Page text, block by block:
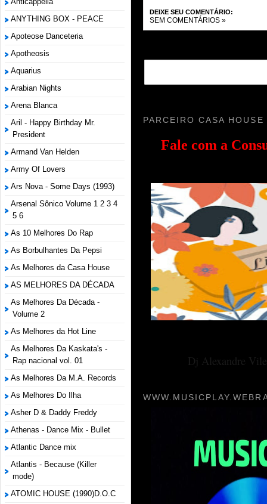
ANYTHING BOX - PEACE
Apoteose Danceteria
Apotheosis
Aquarius
Arabian Nights
Arena Blanca
Aril - Happy Birthday Mr.
President
Armand Van Helden
Army Of Lovers
Ars Nova - Some Days (1993)
Arsenal Sônico Volume 1 2 3 4
5 6
As 10 Melhores Do Rap
As Borbulhantes Da Pepsi
As Melhores da Casa House
AS MELHORES DA DÉCADA
As Melhores Da Década -
Volume 2
As Melhores da Hot Line
As Melhores Da Kaskata's -
Rap nacional vol. 01
As Melhores Da M.A. Records
As Melhores Do Ilha
Asher D & Daddy Freddy
Athenas - Dance Mix - Bullet
Atlantic Dance mix
Atlantis - Because (Killer
mode)
ATOMIC HOUSE (1990)D.O.C
DEIXE SEU COMENTÁRIO:
SEM COMENTÁRIOS »
PARCEIRO CASA HOUSE
Fale com a
Dj Alexandre